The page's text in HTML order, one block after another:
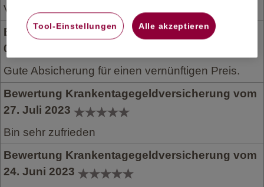
Versicherung gerade erst abgeschlossen habe.
Bewertung Krankentagegeldversicherung vom
04. April 2024
Gute Absicherung für einen vernünftigen Preis.
Bewertung Krankentagegeldversicherung vom
27. Juli 2023
Bin sehr zufrieden
Bewertung Krankentagegeldversicherung vom
24. Juni 2023
Tool-Einstellungen Alle akzeptieren